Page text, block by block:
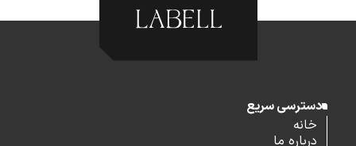
دسترسی سریع
خانه
درباره ما